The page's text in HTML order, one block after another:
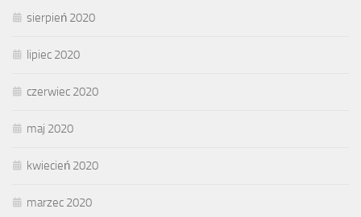
sierpień 2020
lipiec 2020
czerwiec 2020
maj 2020
kwiecień 2020
marzec 2020